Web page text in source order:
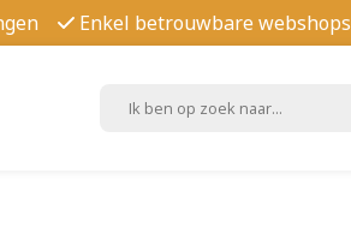
Enkel betrouwbare webshops